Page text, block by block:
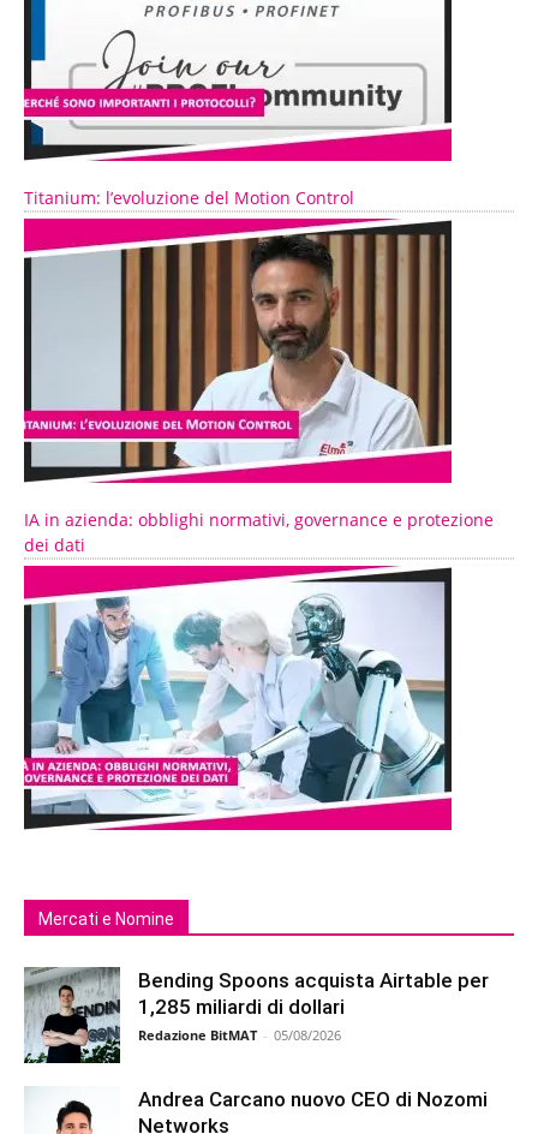
Titanium: l’evoluzione del Motion Control
IA in azienda: obblighi normativi, governance e protezione
dei dati
Mercati e Nomine
Bending Spoons acquista Airtable per
1,285 miliardi di dollari
Redazione BitMAT - 05/08/2026
Andrea Carcano nuovo CEO di Nozomi
Networks